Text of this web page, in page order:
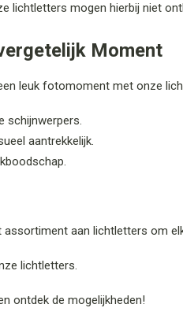
lichtletters mogen hierbij niet
Moment
leuk fotomoment met onze
schijnwerpers.
aantrekkelijk.
aan lichtletters om
lichtletters.
ontdek de mogelijkheden!